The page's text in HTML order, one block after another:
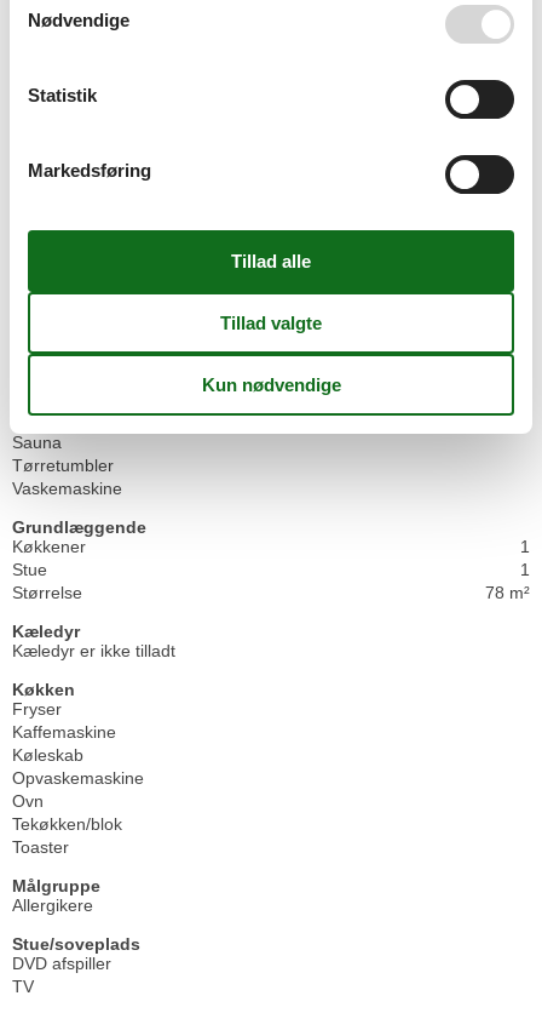
Bad
Beliggenhed
Bo & Sove
Generel
WLAN
Elevator
Sauna
Tørretumbler
Vaskemaskine
Grundlæggende
Køkkener
1
Stue
1
Størrelse
78 m²
Kæledyr
Kæledyr er ikke tilladt
Køkken
Fryser
Kaffemaskine
Køleskab
Opvaskemaskine
Ovn
Tekøkken/blok
Toaster
Målgruppe
Allergikere
Stue/soveplads
DVD afspiller
TV
Nødvendige
Statistik
Markedsføring